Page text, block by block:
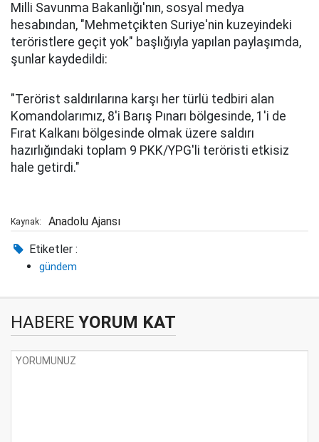
Milli Savunma Bakanlığı'nın, sosyal medya
hesabından, "Mehmetçikten Suriye'nin kuzeyindeki
teröristlere geçit yok" başlığıyla yapılan paylaşımda,
şunlar kaydedildi:
"Terörist saldırılarına karşı her türlü tedbiri alan
Komandolarımız, 8'i Barış Pınarı bölgesinde, 1'i de
Fırat Kalkanı bölgesinde olmak üzere saldırı
hazırlığındaki toplam 9 PKK/YPG'li teröristi etkisiz
hale getirdi."
Kaynak: Anadolu Ajansı
Etiketler :
gündem
HABERE YORUM KAT